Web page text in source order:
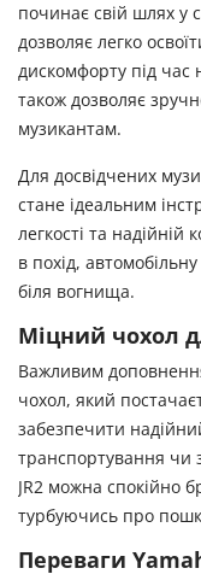
починає свій шлях у
дозволяє легко
дискомфорту під
також дозволяє
музикантам.
Для досвідчених
стане ідеальним
легкості та надійній
в похід,
біля вогнища.
Міцний чохол
Важливим
чохол, який
забезпечити
транспортування чи
JR2 можна спокійно
турбуючись про
Переваги